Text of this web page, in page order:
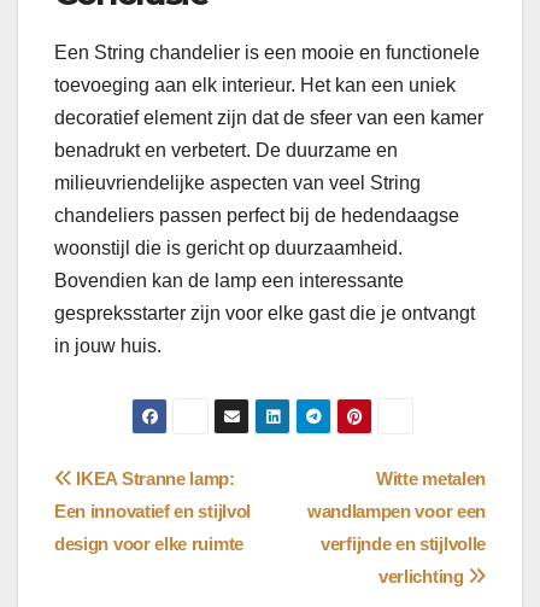
Een String chandelier is een mooie en functionele
toevoeging aan elk interieur. Het kan een uniek
decoratief element zijn dat de sfeer van een kamer
benadrukt en verbetert. De duurzame en
milieuvriendelijke aspecten van veel String
chandeliers passen perfect bij de hedendaagse
woonstijl die is gericht op duurzaamheid.
Bovendien kan de lamp een interessante
gespreksstarter zijn voor elke gast die je ontvangt
in jouw huis.
Bericht
navigatie
Witte metalen
wandlampen voor een
verfijnde en stijlvolle
verlichting
IKEA Stranne lamp:
Een innovatief en stijlvol
design voor elke ruimte